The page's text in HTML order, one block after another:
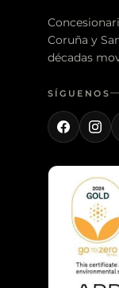
Coruña y
décadas
SÍGUENOS